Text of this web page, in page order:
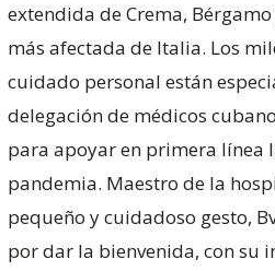
extendida de Crema,
más afectada de Italia. Los
cuidado personal están
delegación de médicos
para apoyar en primera línea
pandemia. Maestro de la
pequeño y cuidadoso gesto,
por dar la bienvenida, con su